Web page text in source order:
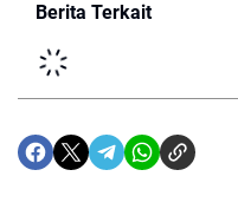
Berita Terkait